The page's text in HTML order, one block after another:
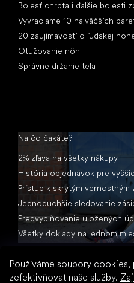
Používáme soubory cookies,
zefektivňovat naše služby.
Bolesť chrbta i ďalšie bolesti
Vyvraciame 10 najväčších
20 zaujímavostí o ľudskej
Otužovanie nôh
Správne držanie tela
Na čo čakáte?
2% zľava na všetky nákupy
História objednávok pre
Prístup k skrytým vernostným
Jednoduchšie sledovanie
Predvyplňovanie uložených
Všetky doklady na jednom